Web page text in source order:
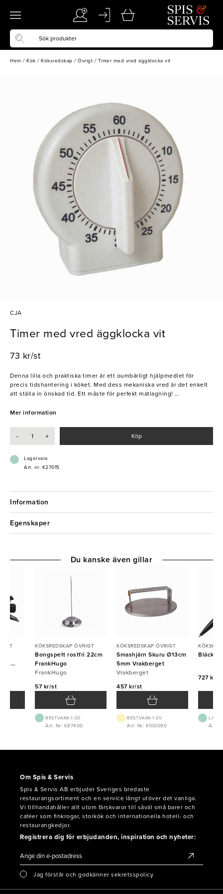
Hem / Kök / Köksredskap / Övrigt / Timer med vred äggklocka vit
CJA
Timer med vred äggklocka vit
73 kr/st
Denna lilla och praktiska timer är ett oumbärligt hjälpmedlet för
precis tidshantering i köket. Med dess mekaniska vred är det enkelt
att ställa in önskad tid. Ett måste för perfekt matlagning!
- Mekanisk vred
Mer information
- + Köp
Lagervara
Art. nr: K27015
Information
Egenskaper
A4
KÖKSREDSKAP ÖVRIGT
Bongspett rostfri 22cm
FrankHugo
FrankHugo
57 kr/st
BEST.VARA 1-3D
Art. Nr: K87400
KÖKSREDSKAP ÖVRIGT
Smashjärn Skuru Ø13cm
5mm Vrakberget
Vrakberget
457 kr/st
BEST.VARA 1-2V
Art. Nr: K100090
727 kr/
Art.
Du kanske även gillar
Om Spis & Servis
Spis & Servis AB erbjuder Sveriges bredaste
restaurangsortiment och en service långt utöver det vanliga.
Vi tillhandahåller allt utom färskvaror till såväl små barer och
caféer som finkrogar, storkök och internationella hotell- och
restaurangkedjor.
Registrera dig för erbjudanden, inspiration och nyheter:
Jag förstår och godkänner sekretsspolicy